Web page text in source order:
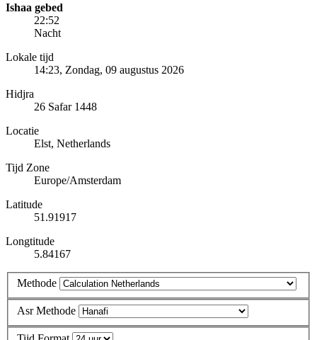
Ishaa gebed
22:52
Nacht
Lokale tijd
14:23, Zondag, 09 augustus 2026
Hidjra
26 Safar 1448
Locatie
Elst, Netherlands
Tijd Zone
Europe/Amsterdam
Latitude
51.91917
Longtitude
5.84167
Methode
Asr Methode